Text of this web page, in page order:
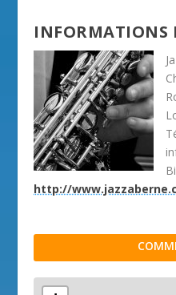
INFORMATIONS
http://